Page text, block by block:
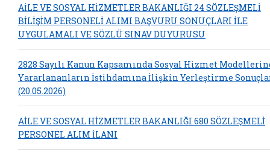
AİLE VE SOSYAL HİZMETLER BAKANLIĞI 24 SÖZLEŞMELİ
BİLİŞİM PERSONELİ ALIMI BAŞVURU SONUÇLARI İLE
UYGULAMALI VE SÖZLÜ SINAV DUYURUSU
2828 Sayılı Kanun Kapsamında Sosyal Hizmet
Yararlananların İstihdamına İlişkin Yerleştirme
(20.05.2026)
AİLE VE SOSYAL HİZMETLER BAKANLIĞI 680 SÖZLEŞMELİ
PERSONEL ALIM İLANI